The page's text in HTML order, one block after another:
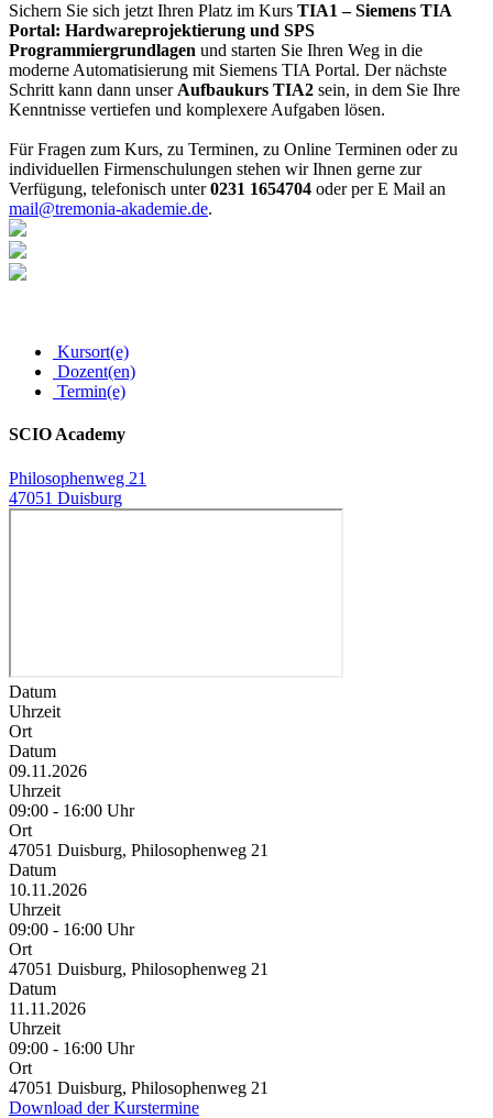
Sichern Sie sich jetzt Ihren Platz im Kurs TIA1 – Siemens TIA
Portal: Hardwareprojektierung und SPS
Programmiergrundlagen und starten Sie Ihren Weg in die
moderne Automatisierung mit Siemens TIA Portal. Der nächste
Schritt kann dann unser Aufbaukurs TIA2 sein, in dem Sie Ihre
Kenntnisse vertiefen und komplexere Aufgaben lösen.
Für Fragen zum Kurs, zu Terminen, zu Online Terminen oder zu
individuellen Firmenschulungen stehen wir Ihnen gerne zur
Verfügung, telefonisch unter0231 1654704 oder per E Mail an
mail@tremonia-akademie.de.
Kursort(e)
Dozent(en)
Termin(e)
SCIO Academy
Philosophenweg 21
47051 Duisburg
Datum
Uhrzeit
Ort
Datum
09.11.2026
Uhrzeit
09:00 - 16:00 Uhr
Ort
47051 Duisburg, Philosophenweg 21
Datum
10.11.2026
Uhrzeit
09:00 - 16:00 Uhr
Ort
47051 Duisburg, Philosophenweg 21
Datum
11.11.2026
Uhrzeit
09:00 - 16:00 Uhr
Ort
47051 Duisburg, Philosophenweg 21
Download der Kurstermine